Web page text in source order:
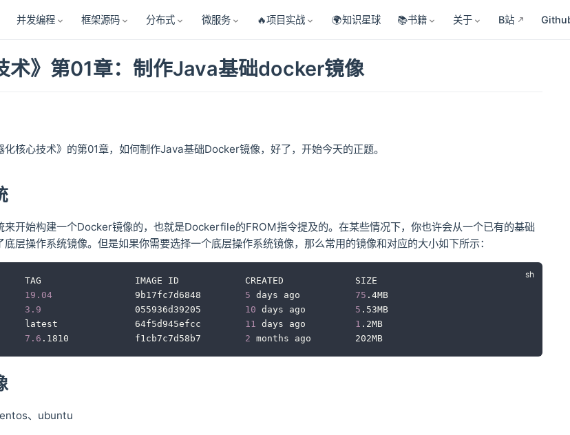
并发编程 框架源码 分布式 微服务 🔥项目实战 🌍知识星球 📚书籍 关于 B站
术》第01章：制作Java基础docker镜像
核心技术》的第01章，如何制作Java基础Docker镜像，好了，开始今天的正题。
来开始构建一个Docker镜像的，也就是Dockerfile的FROM指令提及的。在某些情况下，你也许会从一个已有的基础
层操作系统镜像。但是如果你需要选择一个底层操作系统镜像，那么常用的镜像和对应的大小如下所示：
TAG                 IMAGE ID            CREATED             SIZE
19.04
               9b17fc7d6848
5 days ago 75 .4MB
3.9
                 055936d39205
10 days ago 5 .53MB
latest              64f5d945efcc 11 days ago 1 .2MB
7.6 .1810            f1cb7c7d58b7 2 months ago        202MB
、ubuntu